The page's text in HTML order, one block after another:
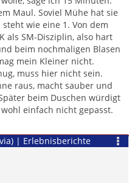
Maul. Soviel Mühe hat sie
wie eine 1. Von dem
als SM-Disziplin, also hart
beim nochmaligen Blasen
mein Kleiner nicht.
muss hier nicht sein.
raus, macht sauber und
beim Duschen würdigt
einfach nicht gepasst.
| Erlebnisberichte